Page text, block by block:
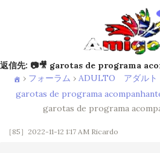
返信先: 📷🎥 garotas de programa
› フォーラム › ADULTO アダルト
garotas de programa
garotas de programa
［85］2022-11-12 1:17 AM Ricardo